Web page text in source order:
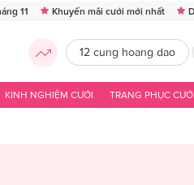
11 Khuyến mãi cưới mới nhất
12 cung hoang dao
KINH NGHIỆM CƯỚI TRANG PHỤC CƯỚI